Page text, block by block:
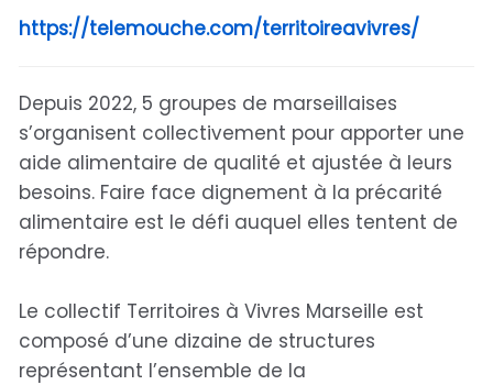
https://telemouche.com/territoireavivres/
Depuis 2022, 5 groupes de marseillaises
s’organisent collectivement pour apporter une
aide alimentaire de qualité et ajustée à leurs
besoins. Faire face dignement à la précarité
alimentaire est le défi auquel elles tentent de
répondre.
Le collectif Territoires à Vivres Marseille est
composé d’une dizaine de structures
représentant l’ensemble de la